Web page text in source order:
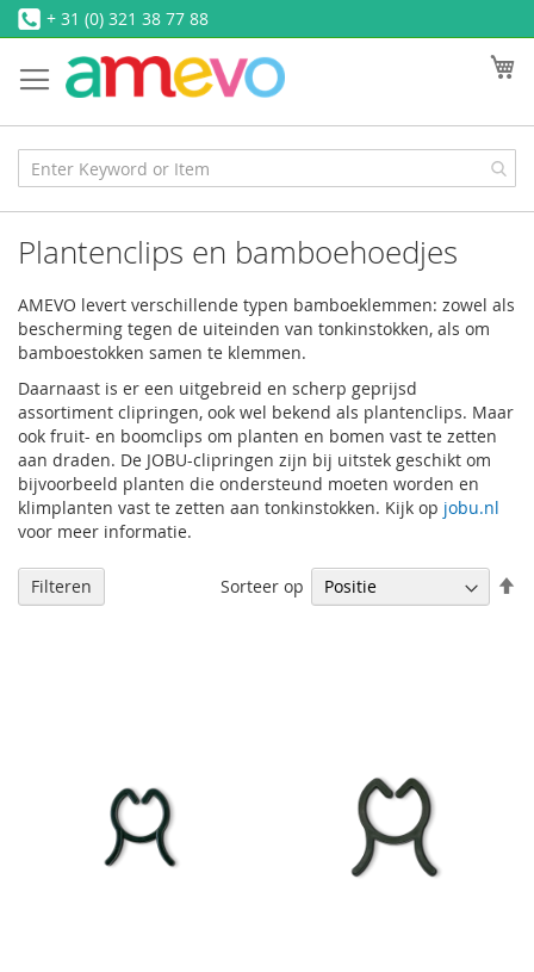
Ga
naar
de
inhoud
+ 31 (0) 321 38 77 88
Plantenclips en bamboehoedjes
AMEVO levert verschillende typen bamboeklemmen: zowel als
bescherming tegen de uiteinden van tonkinstokken, als om
bamboestokken samen te klemmen.
Daarnaast is er een uitgebreid en scherp geprijsd
assortiment clipringen, ook wel bekend als plantenclips. Maar
ook fruit- en boomclips om planten en bomen vast te zetten
aan draden. De JOBU-clipringen zijn bij uitstek geschikt om
bijvoorbeeld planten die ondersteund moeten worden en
klimplanten vast te zetten aan tonkinstokken. Kijk op jobu.nl
voor meer informatie.
Sorteer op
Filteren